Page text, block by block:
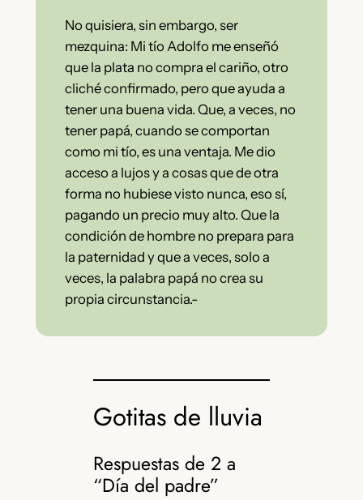
No quisiera, sin embargo, ser
mezquina: Mi tío Adolfo me enseñó
que la plata no compra el cariño, otro
cliché confirmado, pero que ayuda a
tener una buena vida. Que, a veces, no
tener papá, cuando se comportan
como mi tío, es una ventaja. Me dio
acceso a lujos y a cosas que de otra
forma no hubiese visto nunca, eso sí,
pagando un precio muy alto. Que la
condición de hombre no prepara para
la paternidad y que a veces, solo a
veces, la palabra papá no crea su
propia circunstancia.-
Gotitas de lluvia
Respuestas de 2 a
“Día del padre”